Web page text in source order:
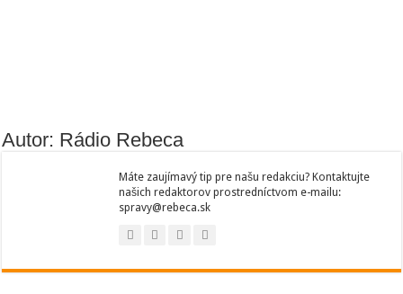
Autor: Rádio Rebeca
Máte zaujímavý tip pre našu redakciu? Kontaktujte
našich redaktorov prostredníctvom e-mailu:
spravy@rebeca.sk